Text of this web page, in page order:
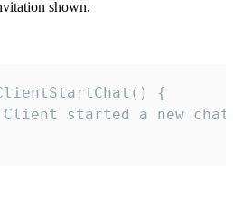
shown.
{
started a new